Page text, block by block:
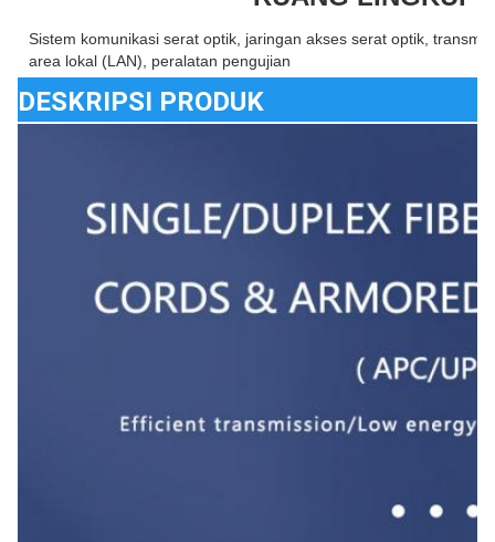
Sistem komunikasi serat optik, jaringan akses serat optik,
area lokal (LAN), peralatan pengujian
DESKRIPSI PRODUK